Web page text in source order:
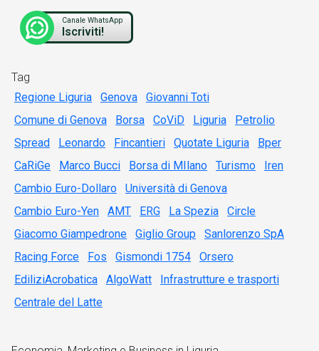
Canale WhatsApp
Iscriviti!
Tag
Regione Liguria
Genova
Giovanni Toti
Comune di Genova
Borsa CoViD Liguria
Petrolio
Spread
Leonardo Fincantieri Quotate Liguria
Bper
CaRiGe
Marco Bucci Borsa di MIlano Turismo
Iren
Cambio Euro-Dollaro
Università di Genova
Cambio Euro-Yen
AMT ERG La Spezia
Circle
Giacomo Giampedrone
Giglio Group
Sanlorenzo SpA
Racing Force
Fos Gismondi 1754
Orsero
EdiliziAcrobatica
AlgoWatt
Infrastrutture e trasporti
Centrale del Latte